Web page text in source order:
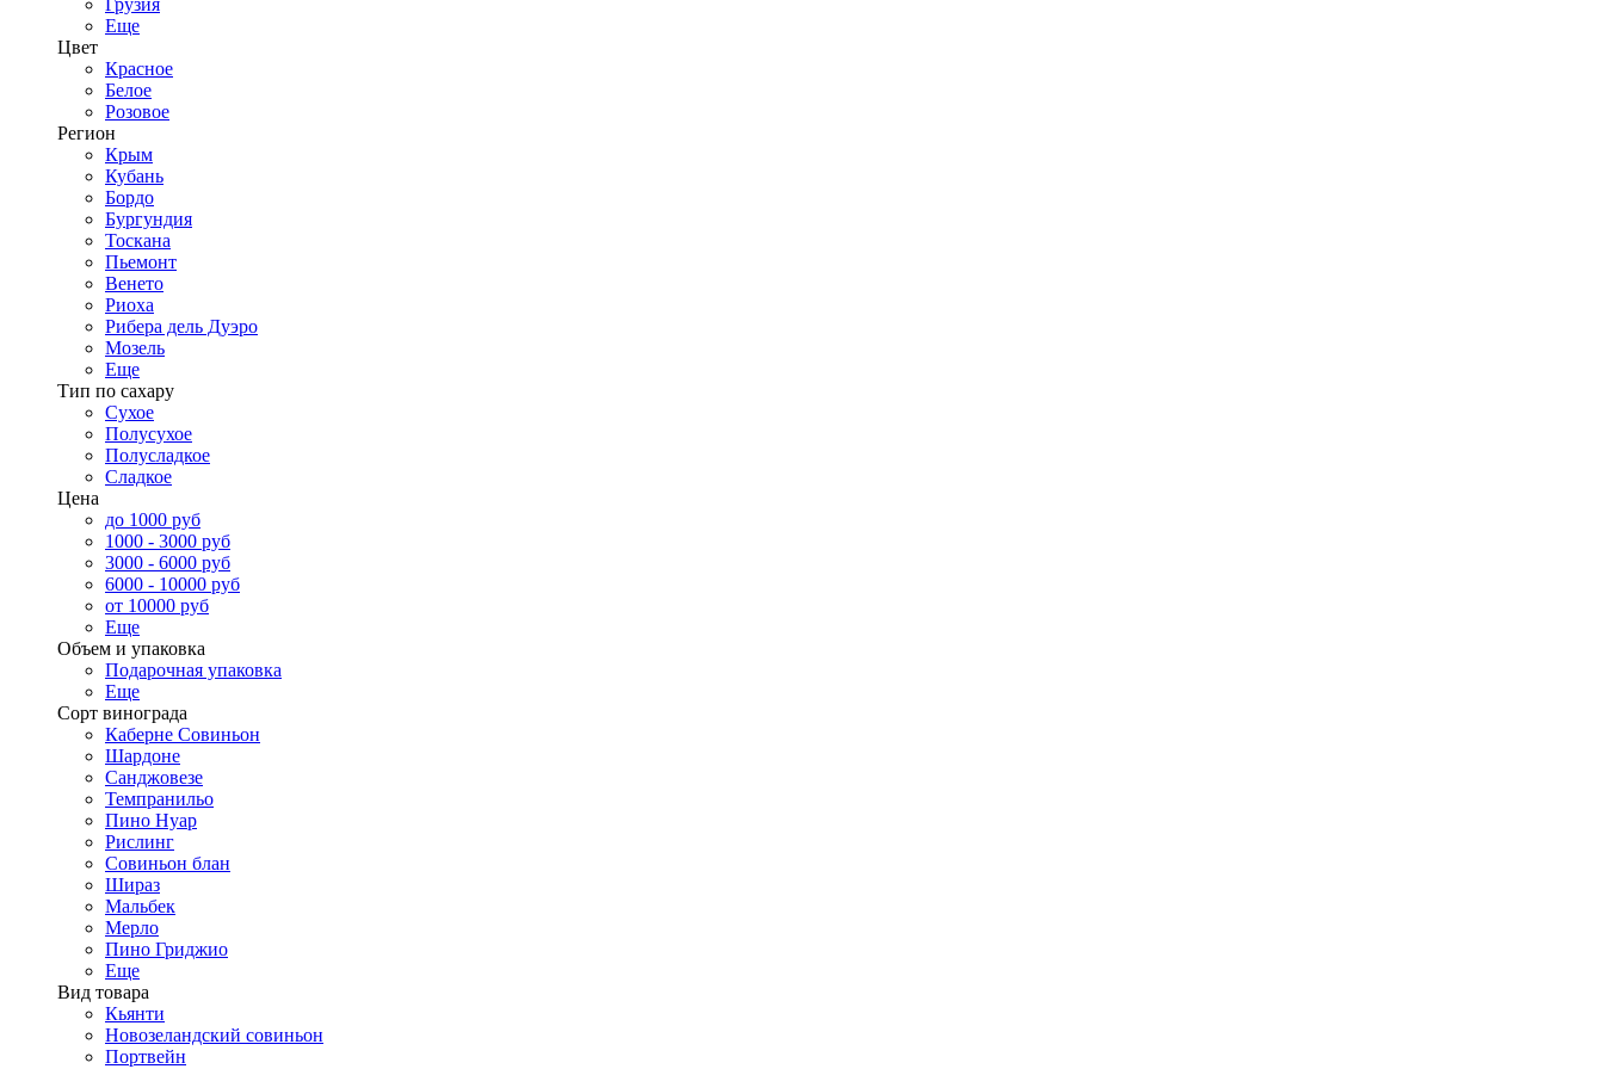
Грузия
Еще
Цвет
Красное
Белое
Розовое
Регион
Крым
Кубань
Бордо
Бургундия
Тоскана
Пьемонт
Венето
Риоха
Рибера дель Дуэро
Мозель
Еще
Тип по сахару
Сухое
Полусухое
Полусладкое
Сладкое
Цена
до 1000 руб
1000 - 3000 руб
3000 - 6000 руб
6000 - 10000 руб
от 10000 руб
Еще
Объем и упаковка
Подарочная упаковка
Еще
Сорт винограда
Каберне Совиньон
Шардоне
Санджовезе
Темпранильо
Пино Нуар
Рислинг
Совиньон блан
Шираз
Мальбек
Мерло
Пино Гриджио
Еще
Вид товара
Кьянти
Новозеландский совиньон
Портвейн